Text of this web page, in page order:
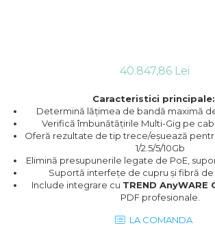
40.847,86 Lei
Caracteristici principale:
Determină lățimea de bandă maximă
Verifică îmbunătățirile Multi-Gig pe
Oferă rezultate de tip trece/eșuează
1/2.5/5/10Gb
Elimină presupunerile legate de PoE,
Suportă interfețe de cupru și fibră de
Include integrare cu TREND AnyWARE
PDF profesionale.
LA COMANDA